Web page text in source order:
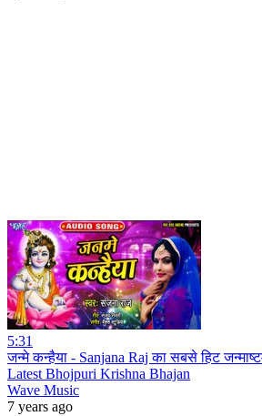
5:31
जन्मे कन्हैया - Sanjana Raj का सबसे हिट
Latest Bhojpuri Krishna Bhajan
Wave Music
7 years ago